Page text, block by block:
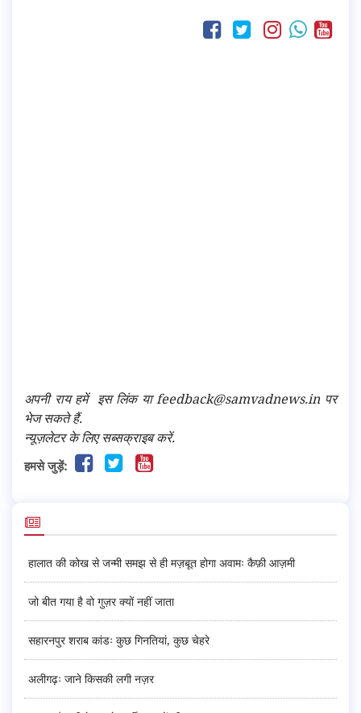
अपनी राय हमें इस लिंक या feedback@samvadnews.in पर
भेज सकते हैं.
न्यूज़लेटर के लिए सब्सक्राइब करें.
हमसे जुड़ें:
हालात की कोख से जन्मी समझ से ही मज़बूत होगा अवामः कैफ़ी आज़मी
जो बीत गया है वो गुज़र क्यों नहीं जाता
सहारनपुर शराब कांडः कुछ गिनतियां, कुछ चेहरे
अलीगढ़ः जाने किसकी लगी नज़र